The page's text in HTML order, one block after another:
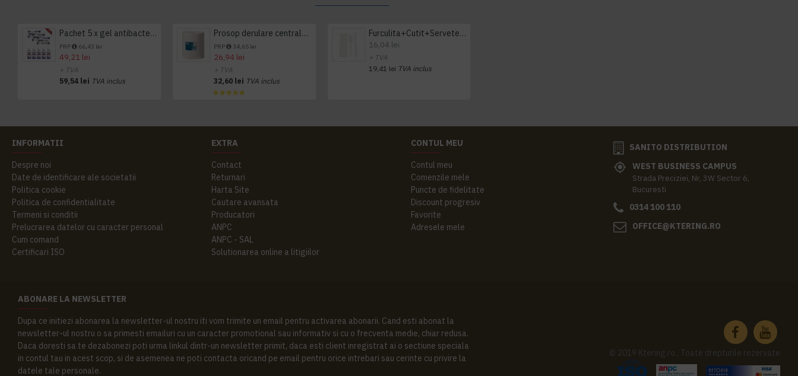
Pachet 5 x gel antibacterian 50ml si 3 x Servetele antibacteriene 48 buc Hygienium
PRP 66,43 lei
49,21 lei
+ TVA
59,54 lei TVA inclus
Prosop derulare centrala 1 pliu, 300 m Tork
PRP 34,65 lei
26,94 lei
+ TVA
32,60 lei TVA inclus
Furculita+Cutit+Servetel 100buc/set
16,04 lei
+ TVA
19,41 lei TVA inclus
INFORMATII
Despre noi
Date de identificare ale societatii
Politica cookie
Politica de confidentialitate
Termeni si conditii
Prelucrarea datelor cu caracter personal
Cum comand
Certificari ISO
EXTRA
Contact
Returnari
Harta Site
Cautare avansata
Producatori
ANPC
ANPC - SAL
Solutionarea online a litigiilor
CONTUL MEU
Contul meu
Comenzile mele
Puncte de fidelitate
Discount progresiv
Favorite
Adresele mele
SANITO DISTRIBUTION
WEST BUSINESS CAMPUS
Strada Preciziei, Nr, 3W Sector 6,
Bucuresti
0314 100 110
OFFICE@KTERING.RO
ABONARE LA NEWSLETTER
Dupa ce initiezi abonarea la newsletter-ul nostru iti vom trimite un email pentru activarea abonarii. Cand esti abonat la
newsletter-ul nostru o sa primesti emailuri cu un caracter promotional sau informativ si cu o frecventa medie, chiar redusa.
Daca doresti sa te dezabonezi poti urma linkul dintr-un newsletter primit, daca esti client inregistrat ai o sectiune speciala
in contul tau in acest scop, si de asemenea ne poti contacta oricand pe email pentru orice intrebari sau cerinte cu privire la
datele tale personale.
© 2019 Ktering.ro , Toate drepturile rezervate